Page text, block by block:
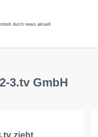
durch news aktuell
3.tv GmbH
zieht